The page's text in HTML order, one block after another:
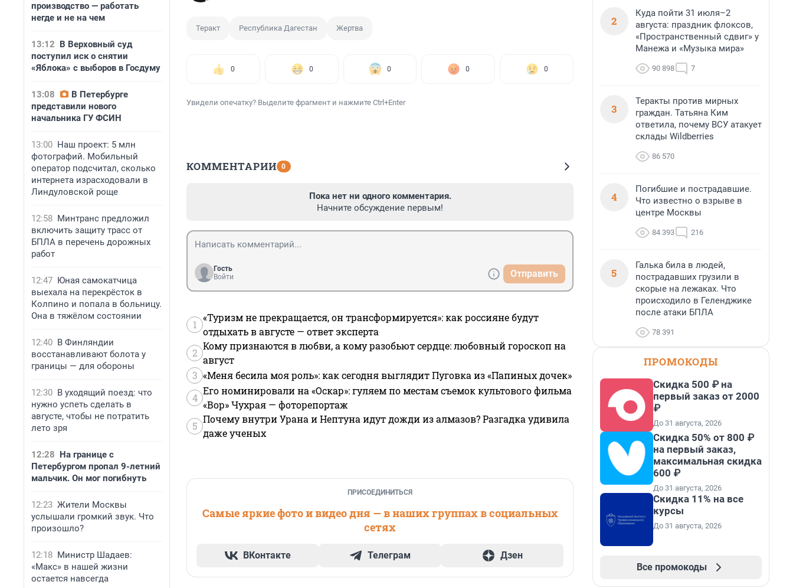
производство — работать
негде и не на чем
13:12 В Верховный суд
поступил иск о снятии
«Яблока» с выборов в Госдуму
13:08
В Петербурге
представили нового
начальника ГУ ФСИН
13:00 Наш проект: 5 млн
фотографий. Мобильный
оператор подсчитал, сколько
интернета израсходовали в
Линдуловской роще
12:58 Минтранс предложил
включить защиту трасс от
БПЛА в перечень дорожных
работ
12:47 Юная самокатчица
выехала на перекрёсток в
Колпино и попала в больницу.
Она в тяжёлом состоянии
12:40 В Финляндии
восстанавливают болота у
границы — для обороны
12:30 В уходящий поезд: что
нужно успеть сделать в
августе, чтобы не потратить
лето зря
12:28 На границе с
Петербургом пропал 9-летний
мальчик. Он мог погибнуть
12:23 Жители Москвы
услышали громкий звук. Что
произошло?
12:18 Министр Шадаев:
«Макс» в нашей жизни
остается навсегда
Теракт Республика Дагестан Жертва
0 0 0 0 0
Увидели опечатку? Выделите фрагмент и нажмите Ctrl+Enter
КОММЕНТАРИИ 0
Пока нет ни одного комментария.
Начните обсуждение первым!
Гость
Войти
Отправить
1
«Туризм не прекращается, он трансформируется»: как россияне будут
отдыхать в августе — ответ эксперта
2
Кому признаются в любви, а кому разобьют сердце: любовный гороскоп на
август
3 «Меня бесила моя роль»: как сегодня выглядит Пуговка из «Папиных дочек»
4
Его номинировали на «Оскар»: гуляем по местам съемок культового фильма
«Вор» Чухрая — фоторепортаж
5
Почему внутри Урана и Нептуна идут дожди из алмазов? Разгадка удивила
даже ученых
ПРИСОЕДИНИТЬСЯ
Самые яркие фото и видео дня — в наших группах в социальных
сетях
ВКонтакте Телеграм Дзен
2
Куда пойти 31 июля–2
августа: праздник флоксов,
«Пространственный сдвиг» у
Манежа и «Музыка мира»
90 898 7
3
Теракты против мирных
граждан. Татьяна Ким
ответила, почему ВСУ атакует
склады Wildberries
86 570
4
Погибшие и пострадавшие.
Что известно о взрыве в
центре Москвы
84 393 216
5
Галька била в людей,
пострадавших грузили в
скорые на лежаках. Что
происходило в Геленджике
после атаки БПЛА
78 391
ПРОМОКОДЫ
Скидка 500 ₽ на
первый заказ от 2000
₽
До 31 августа, 2026
Скидка 50% от 800 ₽
на первый заказ,
максимальная скидка
600 ₽
До 31 августа, 2026
Скидка 11% на все
курсы
До 31 августа, 2026
Все промокоды